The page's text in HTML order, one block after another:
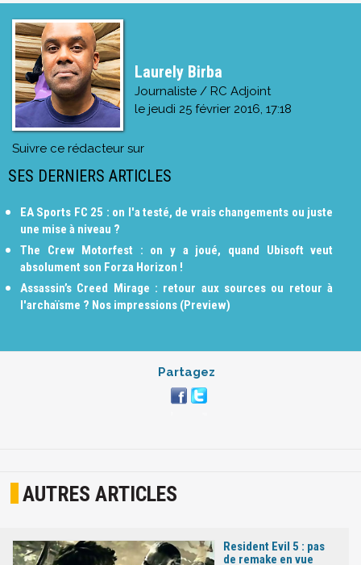
Laurely Birba
Journaliste / RC Adjoint
le jeudi 25 février 2016, 17:18
Suivre ce rédacteur sur
SES DERNIERS ARTICLES
EA Sports FC 25 : on l'a testé, de vrais changements ou juste
une mise à niveau ?
The Crew Motorfest : on y a joué, quand Ubisoft veut
absolument son Forza Horizon !
Assassin’s Creed Mirage : retour aux sources ou retour à
l'archaïsme ? Nos impressions (Preview)
Partagez
AUTRES ARTICLES
Resident Evil 5 : pas
de remake en vue